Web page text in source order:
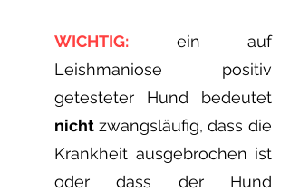
WICHTIG: ein auf
Leishmaniose positiv
getesteter Hund bedeutet
nicht zwangsläufig, dass die
Krankheit ausgebrochen ist
oder dass der Hund